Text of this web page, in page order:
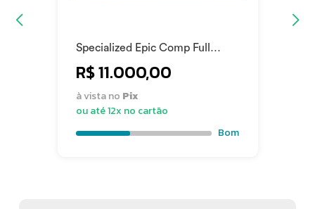
Specialized Epic Comp Full
R$ 11.000,00
à vista no Pix
ou até 12x no cartão
Bom